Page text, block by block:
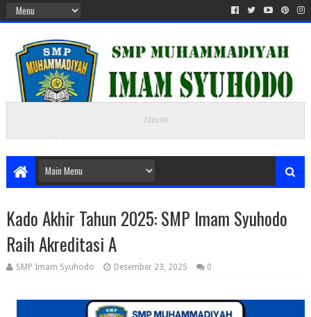
Kado Akhir Tahun 2025: SMP Imam Syuhodo
Raih Akreditasi A
SMP Imam Syuhodo Desember 23, 2025 0